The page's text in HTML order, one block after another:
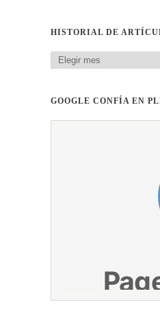
HISTORIAL DE
GOOGLE CONFÍA EN